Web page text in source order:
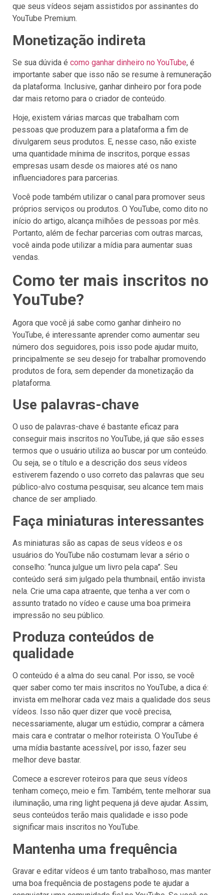
que seus vídeos sejam assistidos por assinantes do
YouTube Premium.
Monetização indireta
Se sua dúvida é como ganhar dinheiro no YouTube, é
importante saber que isso não se resume à remuneração
da plataforma. Inclusive, ganhar dinheiro por fora pode
dar mais retorno para o criador de conteúdo.
Hoje, existem várias marcas que trabalham com
pessoas que produzem para a plataforma a fim de
divulgarem seus produtos. E, nesse caso, não existe
uma quantidade mínima de inscritos, porque essas
empresas usam desde os maiores até os nano
influenciadores para parcerias.
Você pode também utilizar o canal para promover seus
próprios serviços ou produtos. O YouTube, como dito no
início do artigo, alcança milhões de pessoas por mês.
Portanto, além de fechar parcerias com outras marcas,
você ainda pode utilizar a mídia para aumentar suas
vendas.
Como ter mais inscritos no
YouTube?
Agora que você já sabe como ganhar dinheiro no
YouTube, é interessante aprender como aumentar seu
número dos seguidores, pois isso pode ajudar muito,
principalmente se seu desejo for trabalhar promovendo
produtos de fora, sem depender da monetização da
plataforma.
Use palavras-chave
O uso de palavras-chave é bastante eficaz para
conseguir mais inscritos no YouTube, já que são esses
termos que o usuário utiliza ao buscar por um conteúdo.
Ou seja, se o título e a descrição dos seus vídeos
estiverem fazendo o uso correto das palavras que seu
público-alvo costuma pesquisar, seu alcance tem mais
chance de ser ampliado.
Faça miniaturas interessantes
As miniaturas são as capas de seus vídeos e os
usuários do YouTube não costumam levar a sério o
conselho: “nunca julgue um livro pela capa”. Seu
conteúdo será sim julgado pela thumbnail, então invista
nela. Crie uma capa atraente, que tenha a ver com o
assunto tratado no vídeo e cause uma boa primeira
impressão no seu público.
Produza conteúdos de
qualidade
O conteúdo é a alma do seu canal. Por isso, se você
quer saber como ter mais inscritos no YouTube, a dica é:
invista em melhorar cada vez mais a qualidade dos seus
vídeos. Isso não quer dizer que você precisa,
necessariamente, alugar um estúdio, comprar a câmera
mais cara e contratar o melhor roteirista. O YouTube é
uma mídia bastante acessível, por isso, fazer seu
melhor deve bastar.
Comece a escrever roteiros para que seus vídeos
tenham começo, meio e fim. Também, tente melhorar sua
iluminação, uma ring light pequena já deve ajudar. Assim,
seus conteúdos terão mais qualidade e isso pode
significar mais inscritos no YouTube.
Mantenha uma frequência
Gravar e editar vídeos é um tanto trabalhoso, mas manter
uma boa frequência de postagens pode te ajudar a